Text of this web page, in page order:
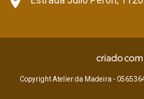
Copyright Atelier da Madeira -